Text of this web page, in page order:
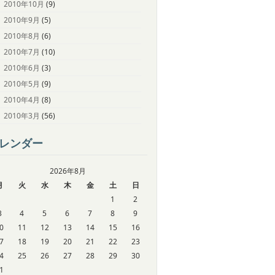
2010年10月 (9)
2010年9月 (5)
2010年8月 (6)
2010年7月 (10)
2010年6月 (3)
2010年5月 (9)
2010年4月 (8)
2010年3月 (56)
ンダー
2026年8月
火 水 木 金 土
日
1
2
4 5 6 7 8
9
11 12 13 14 15
16
18 19 20 21 22
23
25 26 27 28 29
30